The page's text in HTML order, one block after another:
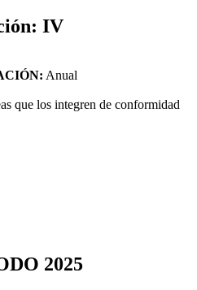
IV
Anual
que los integren de conformidad
2025